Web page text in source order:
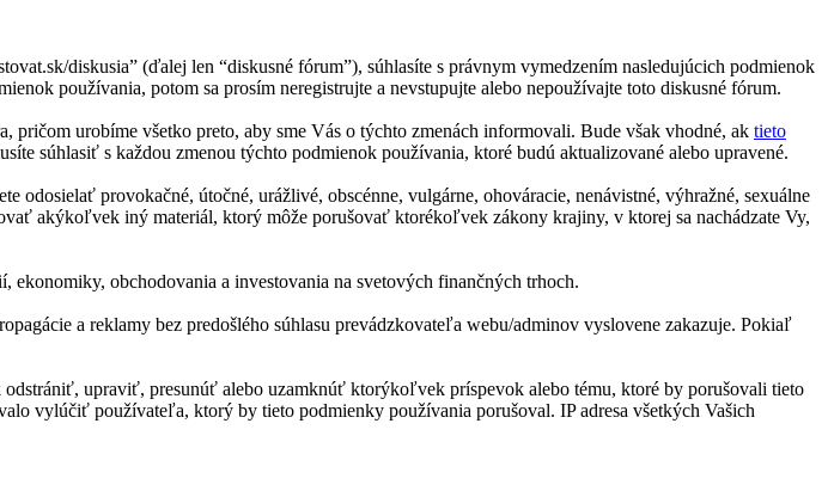
diskusia” (ďalej len “diskusné fórum”), súhlasíte s právnym vymedzením nasledujúcich podmienok
používania, potom sa prosím neregistrujte a nevstupujte alebo nepoužívajte toto diskusné fórum.
urobíme všetko preto, aby sme Vás o týchto zmenách informovali. Bude však vhodné, ak tieto
súhlasiť s každou zmenou týchto podmienok používania, ktoré budú aktualizované alebo upravené.
provokačné, útočné, urážlivé, obscénne, vulgárne, ohováracie, nenávistné, výhražné, sexuálne
akýkoľvek iný materiál, ktorý môže porušovať ktorékoľvek zákony krajiny, v ktorej sa nachádzate Vy,
ekonomiky, obchodovania a investovania na svetových finančných trhoch.
a reklamy bez predošlého súhlasu prevádzkovateľa webu/adminov vyslovene zakazuje. Pokiaľ
upraviť, presunúť alebo uzamknúť ktorýkoľvek príspevok alebo tému, ktoré by porušovali tieto
vylúčiť používateľa, ktorý by tieto podmienky používania porušoval. IP adresa všetkých Vašich